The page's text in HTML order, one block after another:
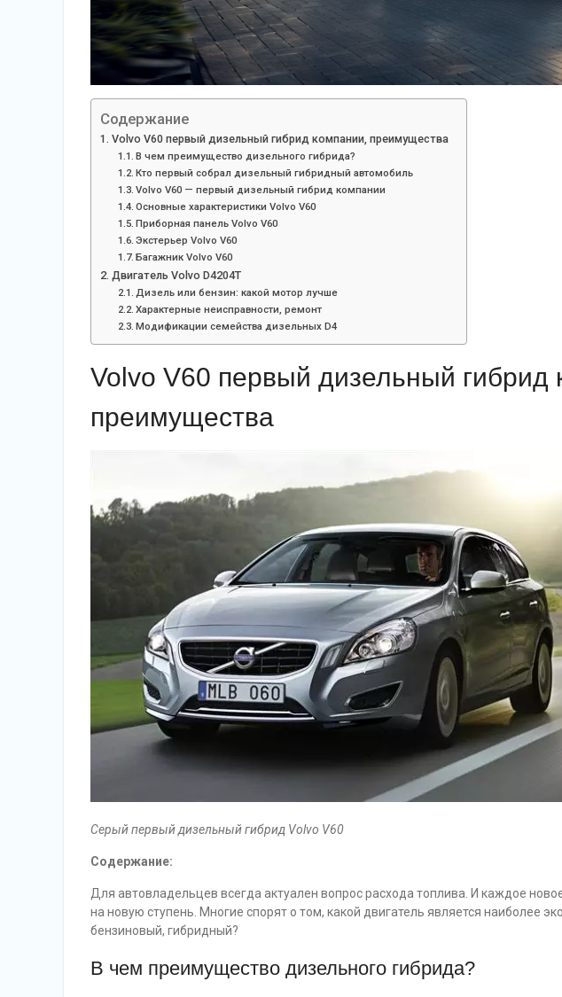
Содержание
Volvo V60 первый дизельный гибрид компании, преимущества
В чем преимущество дизельного гибрида?
Кто первый собрал дизельный гибридный автомобиль
Volvo V60 — первый дизельный гибрид компании
Основные характеристики Volvo V60
Приборная панель Volvo V60
Экстерьер Volvo V60
Багажник Volvo V60
Двигатель Volvo D4204T
Дизель или бензин: какой мотор лучше
Характерные неисправности, ремонт
Модификации семейства дизельных D4
Volvo V60 первый дизельный гибрид
преимущества
Серый первый дизельный гибрид Volvo V60
Содержание:
Для автовладельцев всегда актуален вопрос расхода топлива. И каждое
на новую ступень. Многие спорят о том, какой двигатель является наиболее
бензиновый, гибридный?
В чем преимущество дизельного гибрида?